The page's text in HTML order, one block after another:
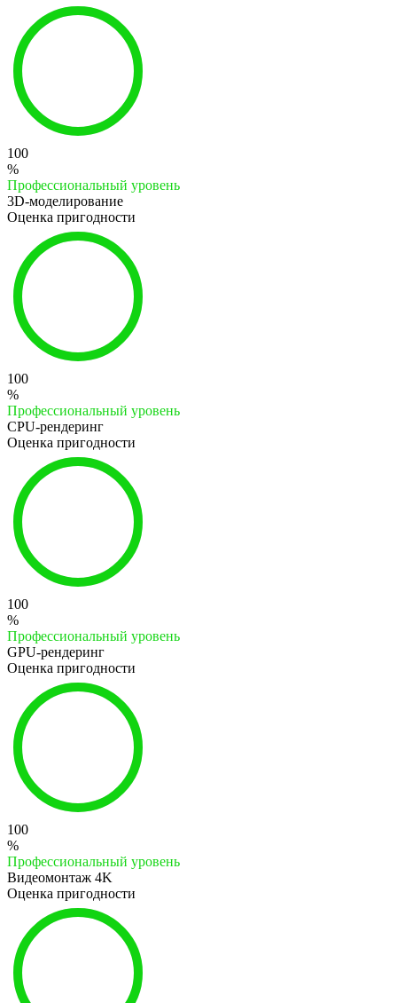
100
%
Профессиональный уровень
3D-моделирование
Оценка пригодности
100
%
Профессиональный уровень
CPU-рендеринг
Оценка пригодности
100
%
Профессиональный уровень
GPU-рендеринг
Оценка пригодности
100
%
Профессиональный уровень
Видеомонтаж 4K
Оценка пригодности